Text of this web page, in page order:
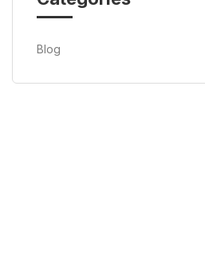
Blog